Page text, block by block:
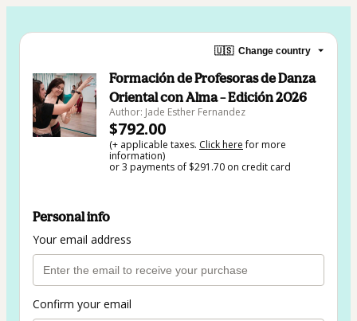
🇺🇸 Change country
Formación de Profesoras de Danza
Oriental con Alma – Edición 2026
Author: Jade Esther Fernandez
$792.00
(+ applicable taxes. Click herefor more
information)
or 3 payments of $291.70 on credit card
Personal info
Your email address
Confirm your email